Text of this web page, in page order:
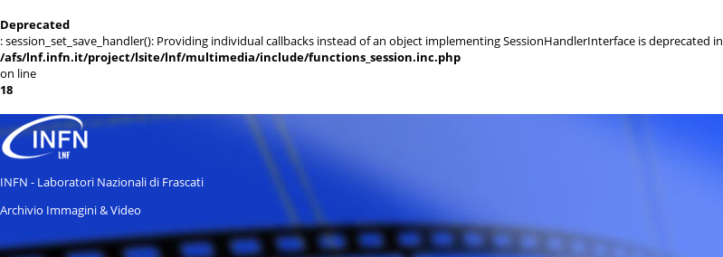
Deprecated
: session_set_save_handler(): Providing individual callbacks instead of an object implementing SessionHandlerInterface is deprecated in
/afs/lnf.infn.it/project/lsite/lnf/multimedia/include/functions_session.inc.php
on line
18
INFN - Laboratori Nazionali di Frascati
Archivio Immagini & Video